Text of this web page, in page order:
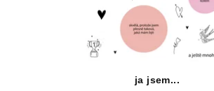
ja jsem...